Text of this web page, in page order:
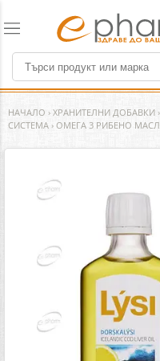
НАЧАЛО › ХРАНИТЕЛНИ ДОБАВКИ ›
СИСТЕМА › ОМЕГА 3 РИБЕНО